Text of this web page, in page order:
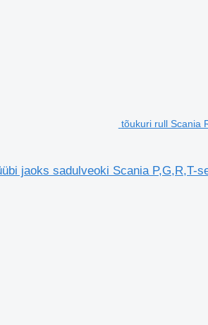
tõukuri rull Scania
jaoks sadulveoki Scania P,G,R,T-